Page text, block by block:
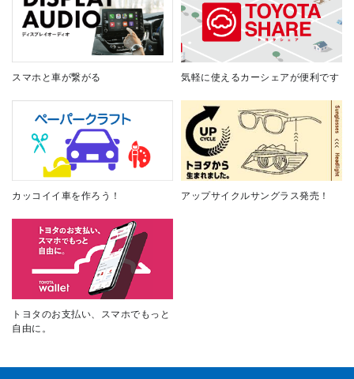
スマホと車が繋がる 気軽に使えるカーシェアが便利です
カッコイイ車を作ろう！ アップサイクルサングラス発売！
トヨタのお支払い、スマホでもっと
自由に。